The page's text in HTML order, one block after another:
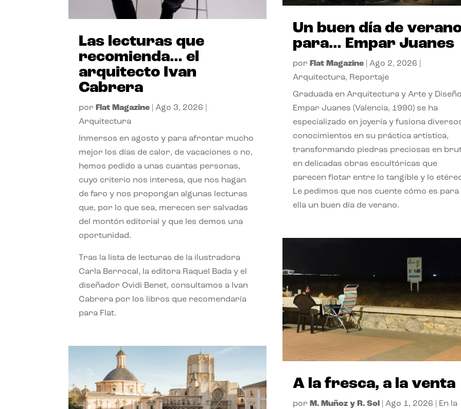
Las lecturas que
recomienda… el
arquitecto Ivan
Cabrera
por Flat Magazine |Ago 3, 2026
Arquitectura
Inmersos en agosto y para afrontar mucho
mejor los días de calor, de vacaciones o no,
hemos pedido a unas cuantas personas,
cuyo criterio nos interesa, que nos hagan
de faro y nos propongan algunas lecturas
que, por lo que sea, merecen ser salvadas
del montón editorial y que les demos una
oportunidad.
Tras la lista de lecturas de la ilustradora
Carla Berrocal, la editora Raquel Bada y el
diseñador Ovidi Benet, consultamos a Ivan
Cabrera por los libros que recomendaría
para Flat.
Un buen día de
para… Empar Juanes
por Flat Magazine| Ago 2, 2026
Arquitectura, Reportaje
Graduada en Arquitectura y Arte y
Empar Juanes (Valencia, 1990) se ha
especializado en joyería y fusiona
conocimientos en su práctica artística,
transformando piedras preciosas en
en delicadas obras escultóricas que
parecen flotar entre lo tangible y lo
Le pedimos que nos cuente cómo es para
ella un buen día de verano.
A la fresca, a la venta
por M. Muñoz y R. Sol Ago 1, 2026 En la